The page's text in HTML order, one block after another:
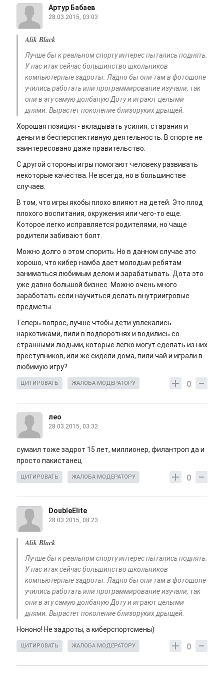
Артур Бабаев
28.03.2015, 03:03
Alik Black
Лучше бы к реальном спорту интерес пытались поднять.
У нас итак сейчас большинство школьников
компьютерные задроты. Ладно бы они там в фотошопе
учились работать или программирование изучали, так
они в эту самую долбаную Доту и играют целыми
днями. Вырастет поколение близоруких дрыщей.
Хорошая позиция - вкладывать усилия, старания и
деньги в бесперспективную деятельность. В спорте не
заинтересовано даже правительство.
С другой стороны игры помогают человеку развивать
некоторые качества. Не всегда, но в большинстве
случаев.
В том, что игры якобы плохо влияют на детей. Это плод
плохого воспитания, окружения или чего-то еще.
Которое легко исправляется родителями, но чаще
родители забивают болт.
Можно долго о этом спорить. Но в данном случае это
хорошо, что кибер намба дает молодым ребятам
заниматься любимым делом и зарабатывать. Дота это
уже давно большой бизнес. Можно очень много
заработать если научиться делать внутриигровые
предметы.
Теперь вопрос, лучше чтобы дети увлекались
наркотиками, пили в подворотнях и водились со
странными людьми, которые легко могут сделать из них
преступников, или же сидели дома, пили чай и играли в
любимую игру?
0
ЦИТИРОВАТЬ ЖАЛОБА МОДЕРАТОРУ
лео
28.03.2015, 03:32
сумаил тоже задрот 15 лет, миллионер, филантроп да и
просто пакистанец
0
ЦИТИРОВАТЬ ЖАЛОБА МОДЕРАТОРУ
DoubleElite
28.03.2015, 08:23
Alik Black
Лучше бы к реальном спорту интерес пытались поднять.
У нас итак сейчас большинство школьников
компьютерные задроты. Ладно бы они там в фотошопе
учились работать или программирование изучали, так
они в эту самую долбаную Доту и играют целыми
днями. Вырастет поколение близоруких дрыщей.
Нононо! Не задроты, а киберспортсмены)
0
ЦИТИРОВАТЬ ЖАЛОБА МОДЕРАТОРУ